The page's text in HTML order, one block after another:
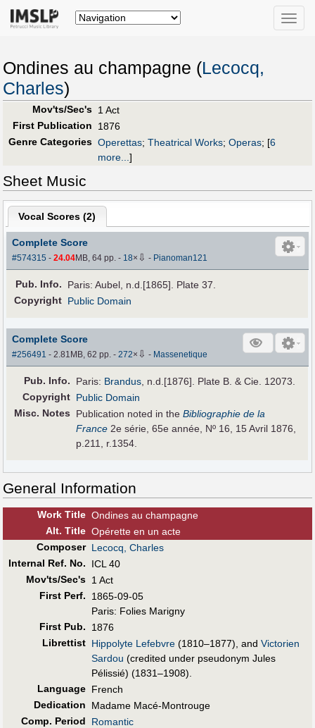
Toggle
Ondines au champagne (Lecocq,
Charles)
Mov'ts/Sec's 1 Act
First Publication
1876
Genre Categories Operettas; Theatrical Works; Operas; [6
more...]
Sheet Music
Vocal Scores (2)
Complete Score
#574315 -24.04MB, 64 pp.- 18× ⇩ - Pianoman121
Pub. Info.
Paris: Aubel, n.d.[1865]. Plate 37.
Copyright Public Domain
Complete Score
#256491 - 2.81MB, 62 pp.-272× ⇩ - Massenetique
Pub. Info. Paris: Brandus , n.d.[1876]. Plate B. & Cie. 12073.
Copyright Public Domain
Misc. Notes
Publication noted in theBibliographie de la
France 2e série, 65e année, Nº 16, 15 Avril 1876,
p.211, r.1354.
General Information
Work Title Ondines au champagne
Alt. Title Opérette en un acte
Composer Lecocq, Charles
Internal Ref. No.
ICL 40
Mov'ts/Sec's 1 Act
First Perf.
1865-09-05
Paris: Folies Marigny
First Pub.
1876
Librettist Hippolyte Lefebvre (1810–1877), and Victorien
Sardou (credited under pseudonym Jules
Pélissié) (1831–1908).
Language French
Dedication
Madame Macé-Montrouge
Comp. Period
Romantic